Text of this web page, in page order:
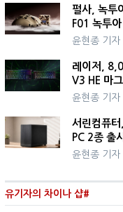
펄사, 녹투
F01 녹투아
윤현종 기자
레이저,
V3 HE 마그
윤현종 기자
서린컴퓨
PC 2종 출시
윤현종 기자
유기자의 차이나 샵#